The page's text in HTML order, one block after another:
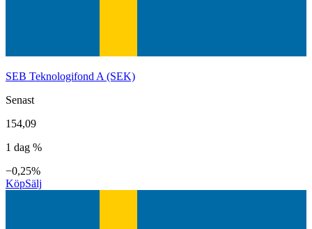
SEB Teknologifond A (SEK)
Senast
154,09
1 dag %
−0,25%
KöpSälj